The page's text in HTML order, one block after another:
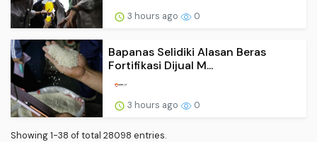
3 hours ago 0
Bapanas Selidiki Alasan Beras
Fortifikasi Dijual M...
3 hours ago 0
Showing 1-38 of total 28098 entries.